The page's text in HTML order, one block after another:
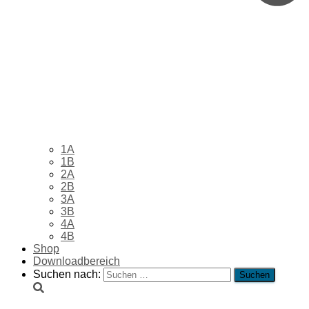
1A
1B
2A
2B
3A
3B
4A
4B
Shop
Downloadbereich
Suchen nach: